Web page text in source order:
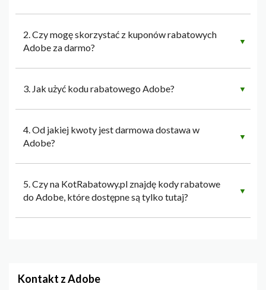
2. Czy mogę skorzystać z kuponów rabatowych
Adobe za darmo?
▼
3. Jak użyć kodu rabatowego Adobe? ▼
4. Od jakiej kwoty jest darmowa dostawa w
Adobe?
▼
5. Czy na KotRabatowy.pl znajdę kody rabatowe
do Adobe, które dostępne są tylko tutaj?
▼
Kontakt z Adobe